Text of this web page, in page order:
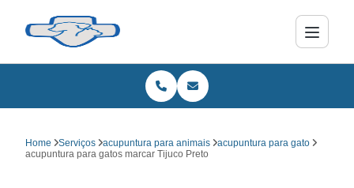
Home Serviços acupuntura para animais
acupuntura para gato
acupuntura para gatos marcar Tijuco Preto